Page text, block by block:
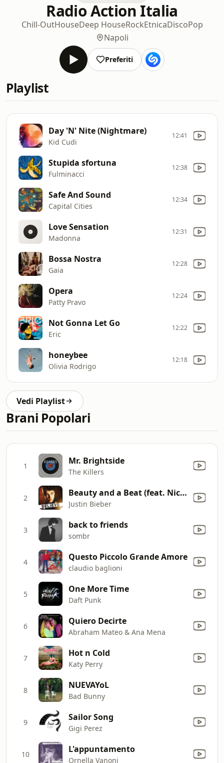
Radio Action Italia
Chill-OutHouseDeep HouseRockEtnicaDiscoPop
Napoli
Preferiti
Playlist
Day 'N' Nite (Nightmare)
Kid Cudi
12:41
Stupida sfortuna
Fulminacci
12:38
Safe And Sound
Capital Cities
12:34
Love Sensation
Madonna
12:31
Bossa Nostra
Gaia
12:28
Opera
Patty Pravo
12:24
Not Gonna Let Go
Eric
12:22
honeybee
Olivia Rodrigo
12:18
Vedi Playlist
Brani Popolari
1 Mr. Brightside
The Killers
2 Beauty and a Beat (feat. Nicki Minaj)
Justin Bieber
3 back to friends
sombr
4 Questo Piccolo Grande Amore
claudio baglioni
5 One More Time
Daft Punk
6 Quiero Decirte
Abraham Mateo & Ana Mena
7 Hot n Cold
Katy Perry
8 NUEVAYoL
Bad Bunny
9 Sailor Song
Gigi Perez
10 L'appuntamento
Ornella Vanoni